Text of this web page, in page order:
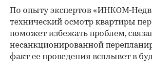
По опыту экспертов «ИНКОМ-
технический осмотр квартиры
поможет избежать проблем,
несанкционированной
факт ее проведения всплывет в